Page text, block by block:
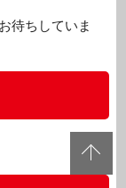
待ちしていま